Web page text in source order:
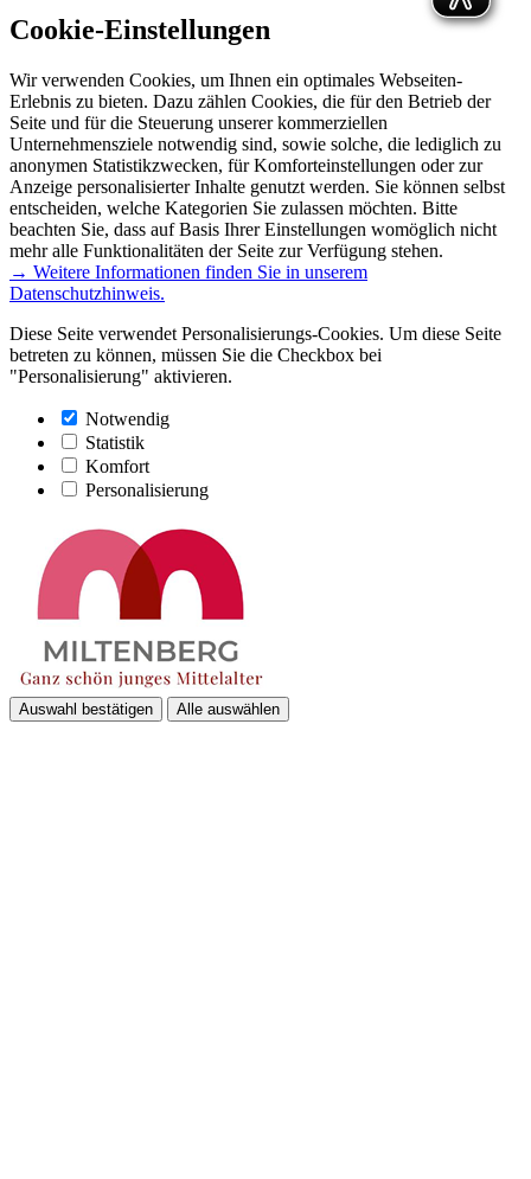
Cookie-Einstellungen
Wir verwenden Cookies, um Ihnen ein optimales Webseiten-
Erlebnis zu bieten. Dazu zählen Cookies, die für den Betrieb der
Seite und für die Steuerung unserer kommerziellen
Unternehmensziele notwendig sind, sowie solche, die lediglich zu
anonymen Statistikzwecken, für Komforteinstellungen oder zur
Anzeige personalisierter Inhalte genutzt werden. Sie können selbst
entscheiden, welche Kategorien Sie zulassen möchten. Bitte
beachten Sie, dass auf Basis Ihrer Einstellungen womöglich nicht
mehr alle Funktionalitäten der Seite zur Verfügung stehen.
→ Weitere Informationen finden Sie in unserem
Datenschutzhinweis.
Diese Seite verwendet Personalisierungs-Cookies. Um diese Seite
betreten zu können, müssen Sie die Checkbox bei
"Personalisierung" aktivieren.
Notwendig
Statistik
Komfort
Personalisierung
Auswahl bestätigen Alle auswählen